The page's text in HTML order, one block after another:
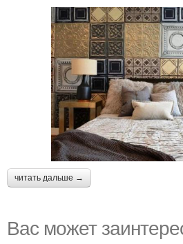
читать дальше →
Вас может